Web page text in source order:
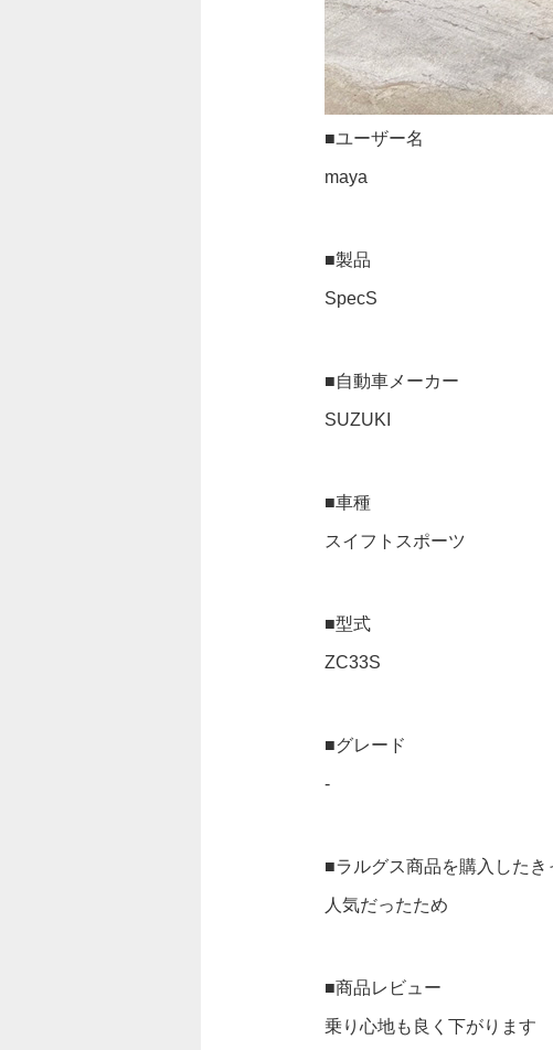
■ユーザー名
maya
■製品
SpecS
■自動車メーカー
SUZUKI
■車種
スイフトスポーツ
■型式
ZC33S
■グレード
-
■ラルグス商品を購入したき
人気だったため
■商品レビュー
乗り心地も良く下がります